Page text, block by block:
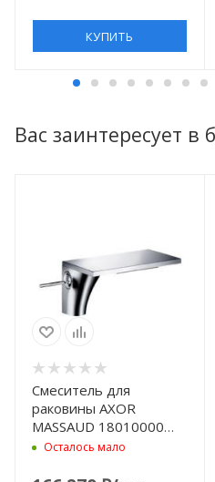
КУПИТЬ
Вас заинтересует в
Смеситель для
раковины AXOR
MASSAUD 18010000
хром
Осталось мало